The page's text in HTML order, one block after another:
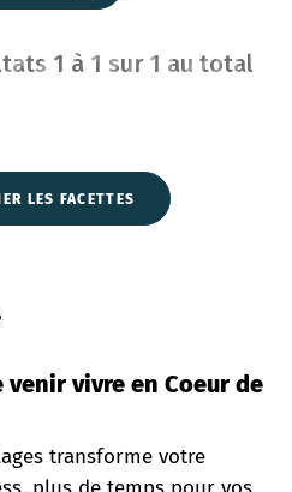
1 à 1 sur 1 au total
LES FACETTES
vivre en Coeur de
transforme votre